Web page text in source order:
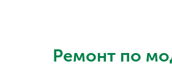
Ремонт по